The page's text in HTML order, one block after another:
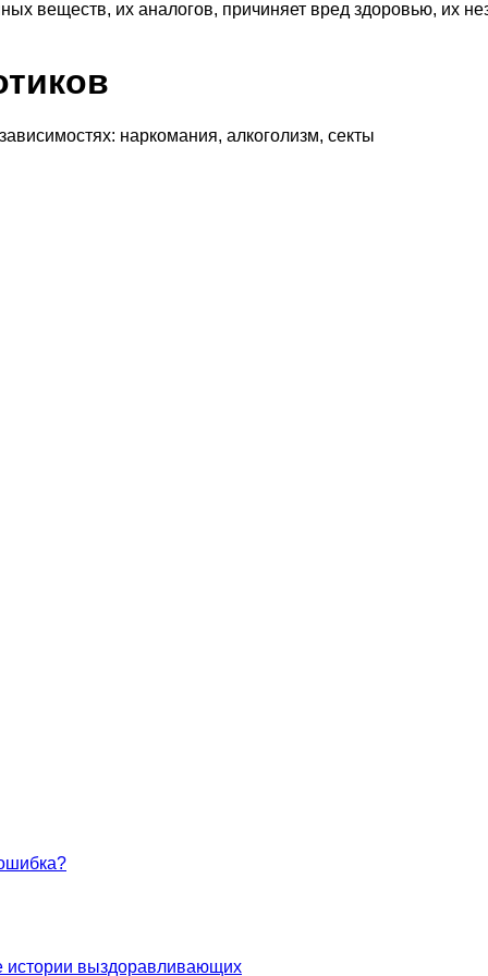
веществ, их аналогов, причиняет вред здоровью, их
наркомания, алкоголизм, секты
истории выздоравливающих